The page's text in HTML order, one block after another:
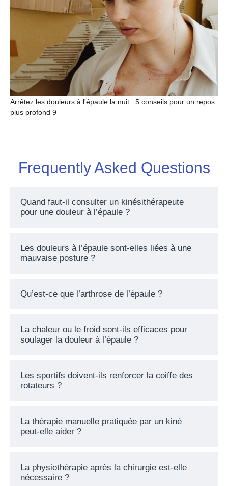
Arrêtez les douleurs à l'épaule la nuit : 5 conseils pour un repos
plus profond 9
Frequently Asked Questions
Quand faut-il consulter un kinésithérapeute
pour une douleur à l’épaule ?
Les douleurs à l’épaule sont-elles liées à une
mauvaise posture ?
Qu’est-ce que l’arthrose de l’épaule ?
La chaleur ou le froid sont-ils efficaces pour
soulager la douleur à l’épaule ?
Les sportifs doivent-ils renforcer la coiffe des
rotateurs ?
La thérapie manuelle pratiquée par un kiné
peut-elle aider ?
La physiothérapie après la chirurgie est-elle
nécessaire ?